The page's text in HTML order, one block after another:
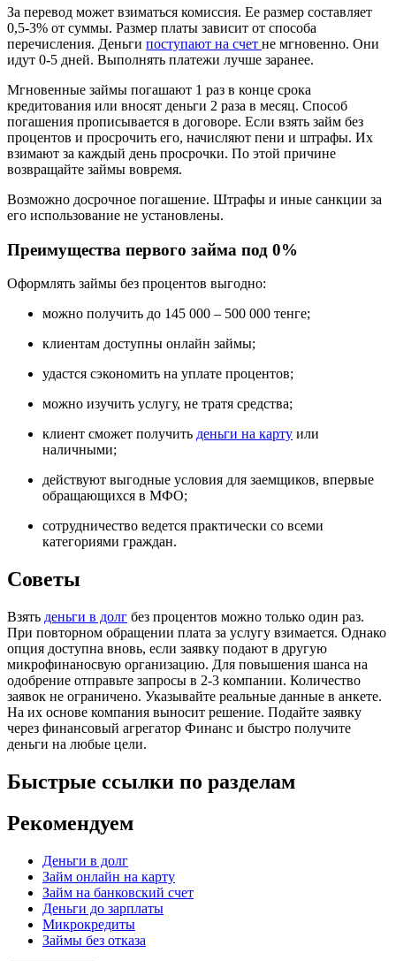
За перевод может взиматься комиссия. Ее размер составляет
0,5-3% от суммы. Размер платы зависит от способа
перечисления. Деньги поступают на счет не мгновенно. Они
идут 0-5 дней. Выполнять платежи лучше заранее.
Мгновенные займы погашают 1 раз в конце срока
кредитования или вносят деньги 2 раза в месяц. Способ
погашения прописывается в договоре. Если взять займ без
процентов и просрочить его, начисляют пени и штрафы. Их
взимают за каждый день просрочки. По этой причине
возвращайте займы вовремя.
Возможно досрочное погашение. Штрафы и иные санкции за
его использование не установлены.
Преимущества первого займа под 0%
Оформлять займы без процентов выгодно:
можно получить до 145 000 – 500 000 тенге;
клиентам доступны онлайн займы;
удастся сэкономить на уплате процентов;
можно изучить услугу, не тратя средства;
клиент сможет получить деньги на карту или
наличными;
действуют выгодные условия для заемщиков, впервые
обращающихся в МФО;
сотрудничество ведется практически со всеми
категориями граждан.
Советы
Взять деньги в долг без процентов можно только один раз.
При повторном обращении плата за услугу взимается. Однако
опция доступна вновь, если заявку подают в другую
микрофинаносвую организацию. Для повышения шанса на
одобрение отправьте запросы в 2-3 компании. Количество
заявок не ограничено. Указывайте реальные данные в анкете.
На их основе компания выносит решение. Подайте заявку
через финансовый агрегатор Финанс и быстро получите
деньги на любые цели.
Быстрые ссылки по разделам
Рекомендуем
Деньги в долг
Займ онлайн на карту
Займ на банковский счет
Деньги до зарплаты
Микрокредиты
Займы без отказа